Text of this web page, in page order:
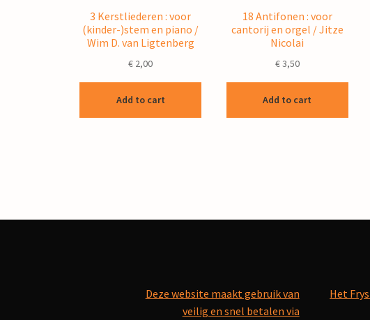
3 Kerstliederen : voor
(kinder-)stem en piano /
Wim D. van Ligtenberg
€ 2,00
Add to cart
18 Antifonen : voor
cantorij en orgel / Jitze
Nicolai
€3,50
Add to cart
Deze website maakt gebruik van
veilig en snel betalen via
Het